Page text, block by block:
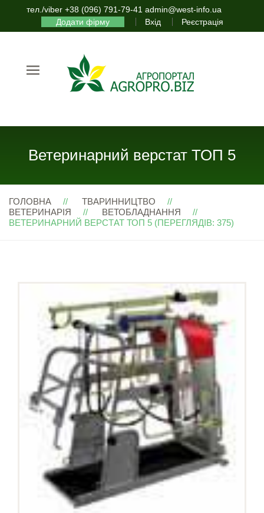
тел./viber +38 (096) 791-79-41 admin@west-info.ua
Додати фірму
Вхід Реєстрація
Ветеринарний верстат ТОП 5
ГОЛОВНА
ТВАРИННИЦТВО
ВЕТЕРИНАРІЯ
ВЕТОБЛАДНАННЯ
ВЕТЕРИНАРНИЙ ВЕРСТАТ ТОП 5 (ПЕРЕГЛЯДІВ: 375)